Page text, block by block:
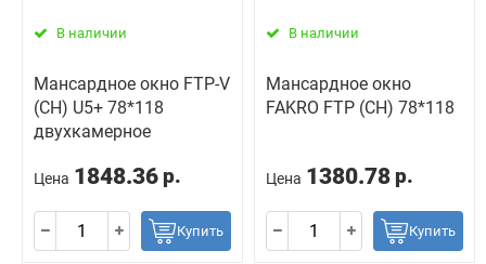
В наличии
Мансардное окно FTP-V
(CH) U5+ 78*118
двухкамерное
Цена 1848.36 р.
Купить
В наличии
Мансардное окно
FAKRO FTP (CH) 78*118
Цена 1380.78 р.
Купить